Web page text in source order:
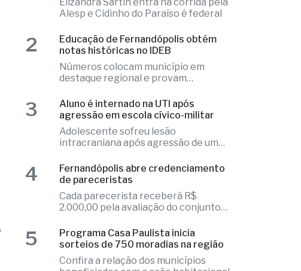
Elizandra Sartin entra na corrida pela
Alesp e Cidinho do Paraíso é federal
Educação de Fernandópolis obtém
Números colocam município em
destaque regional e provam
excelência
2
Aluno é internado na UTI após
agressão em escola cívico-militar
Adolescente sofreu lesão
intracraniana após agressão de um
3
Fernandópolis abre credenciamento
de pareceristas
Cada parecerista receberá R$
2.000,00 pela avaliação do conjunto
4
Programa Casa Paulista inicia
sorteios de 750 moradias na região
Confira a relação dos municípios
5